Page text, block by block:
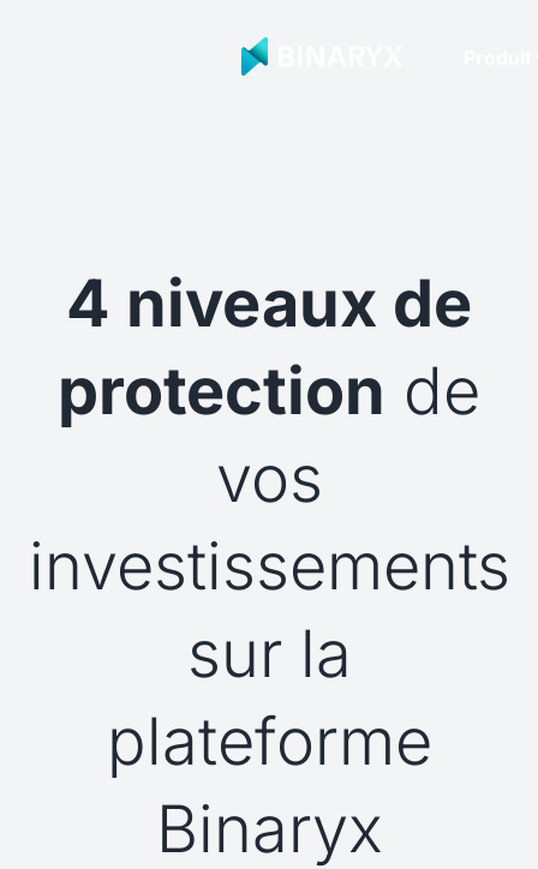
4 niveaux de
protection de
vos
investissements
sur la
plateforme
Binaryx